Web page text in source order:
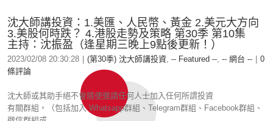
沈大師講投資：1.美匯、人民幣、黃金 2.美元大方向
3.美股何時跌？ 4.港股走勢及策略 第30季 第10集
主持：沈振盈（逢星期三晚上9點後更新！）
2023/02/08 20:30:28 (第30季) 沈大師講投資, -- Featured --, -- 網台 --
0
條評論
沈大師或其助手絕不會隨便邀請任何人士加入任何所謂投資
有關群組，（包括加入 Whatsapp群組、Telegram群組、Facebook群組、